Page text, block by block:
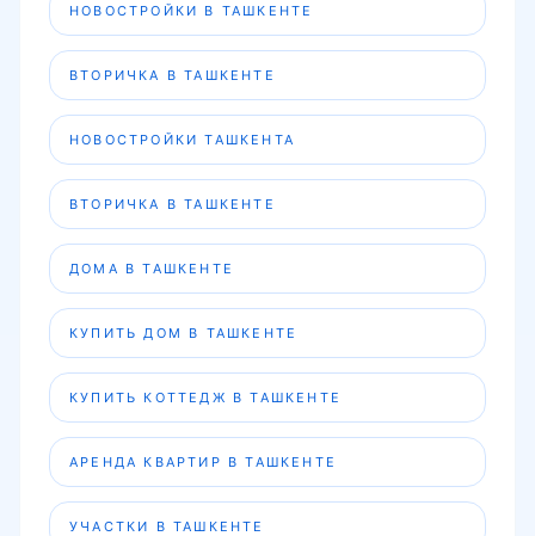
НОВОСТРОЙКИ В ТАШКЕНТЕ
ВТОРИЧКА В ТАШКЕНТЕ
НОВОСТРОЙКИ ТАШКЕНТА
ВТОРИЧКА В ТАШКЕНТЕ
ДОМА В ТАШКЕНТЕ
КУПИТЬ ДОМ В ТАШКЕНТЕ
КУПИТЬ КОТТЕДЖ В ТАШКЕНТЕ
АРЕНДА КВАРТИР В ТАШКЕНТЕ
УЧАСТКИ В ТАШКЕНТЕ